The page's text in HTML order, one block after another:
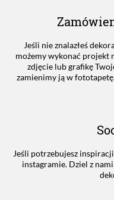
Jeśli nie znalazłeś
możemy wykonać projekt
zdjęcie lub grafikę
zamienimy ją w
Jeśli potrzebujesz
instagramie. Dziel z